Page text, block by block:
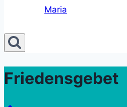
Maria
Friedensgebet